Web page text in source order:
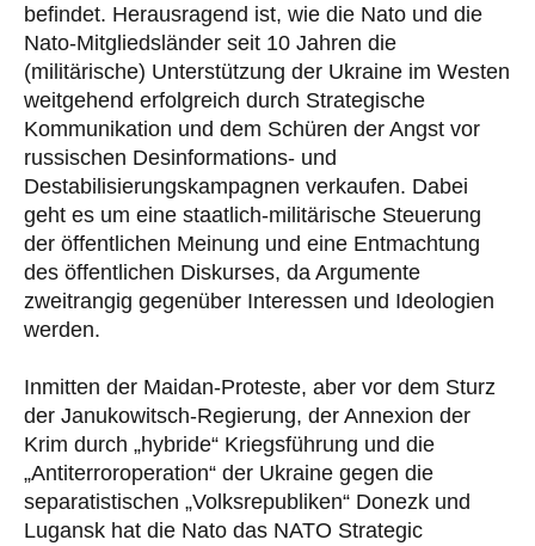
befindet. Herausragend ist, wie die Nato und die
Nato-Mitgliedsländer seit 10 Jahren die
(militärische) Unterstützung der Ukraine im Westen
weitgehend erfolgreich durch Strategische
Kommunikation und dem Schüren der Angst vor
russischen Desinformations- und
Destabilisierungskampagnen verkaufen. Dabei
geht es um eine staatlich-militärische Steuerung
der öffentlichen Meinung und eine Entmachtung
des öffentlichen Diskurses, da Argumente
zweitrangig gegenüber Interessen und Ideologien
werden.
Inmitten der Maidan-Proteste, aber vor dem Sturz
der Janukowitsch-Regierung, der Annexion der
Krim durch „hybride“ Kriegsführung und die
„Antiterroroperation“ der Ukraine gegen die
separatistischen „Volksrepubliken“ Donezk und
Lugansk hat die Nato das NATO Strategic